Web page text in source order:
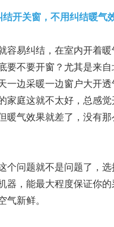
开关窗，不用纠结暖气
容易纠结，在室内开着
要不要开窗？尤其是来
一边采暖一边窗户大开
家庭这就不太好，总感
暖气效果就差了，没有那
个问题就不是问题了，
器，能最大程度保证你的
新鲜。